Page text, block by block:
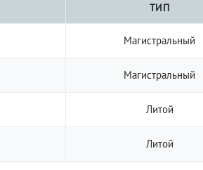
ТИП
Магистральный
Магистральный
Литой
Литой